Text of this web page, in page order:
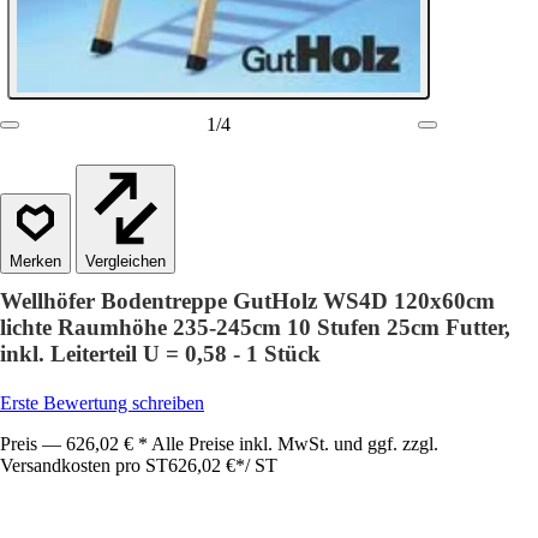
1/4
Vergleichen
Wellhöfer Bodentreppe GutHolz WS4D 120x60cm
lichte Raumhöhe 235-245cm 10 Stufen 25cm Futter,
inkl. Leiterteil U = 0,58 - 1 Stück
Erste Bewertung schreiben
Preis — 626,02 € * Alle Preise inkl. MwSt. und ggf. zzgl.
Versandkosten pro ST626,02 €*/ ST